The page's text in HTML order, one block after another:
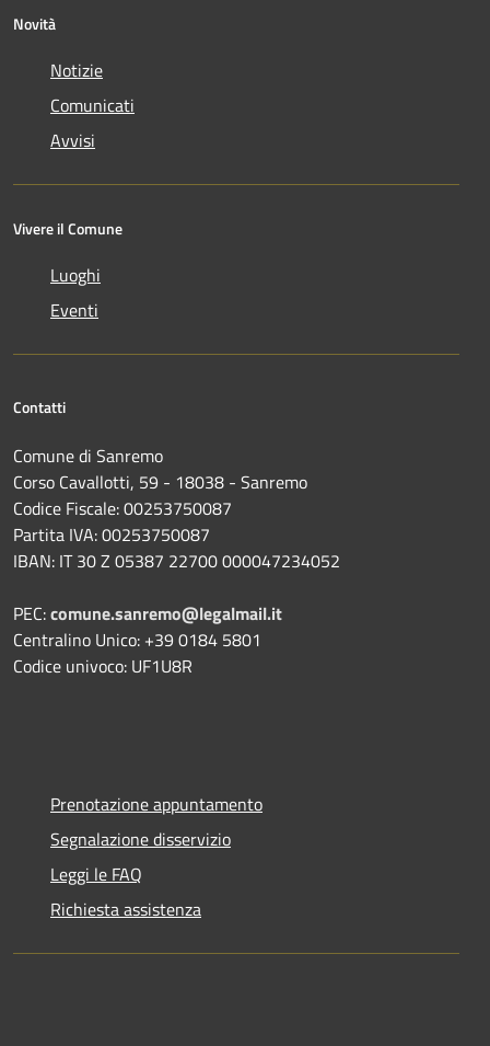
Novità
Notizie
Comunicati
Avvisi
Vivere il Comune
Luoghi
Eventi
Contatti
Comune di Sanremo
Corso Cavallotti, 59 - 18038 - Sanremo
Codice Fiscale: 00253750087
Partita IVA: 00253750087
IBAN: IT 30 Z 05387 22700 000047234052
PEC:comune.sanremo@legalmail.it
Centralino Unico: +39 0184 5801
Codice univoco: UF1U8R
Prenotazione appuntamento
Segnalazione disservizio
Leggi le FAQ
Richiesta assistenza